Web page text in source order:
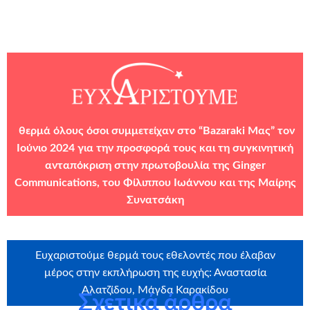
θερμά όλους όσοι συμμετείχαν στο “Bazaraki Μας” τον
Ιούνιο 2024 για την προσφορά τους και τη συγκινητική
ανταπόκριση στην πρωτοβουλία της Ginger
Communications, του Φίλιππου Ιωάννου και της Μαίρης
Συνατσάκη
Ευχαριστούμε θερμά τους εθελοντές που έλαβαν
μέρος στην εκπλήρωση της ευχής: Αναστασία
Αλατζίδου, Μάγδα Καρακίδου
Σχετικά άρθρα